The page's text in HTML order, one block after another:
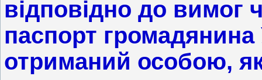
відповідно до вимог
паспорт громадянина
отриманий особою,